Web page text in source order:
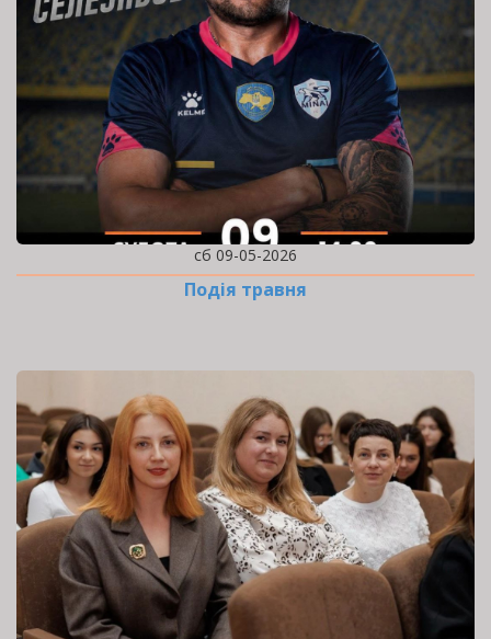
сб 09-05-2026
Подія травня